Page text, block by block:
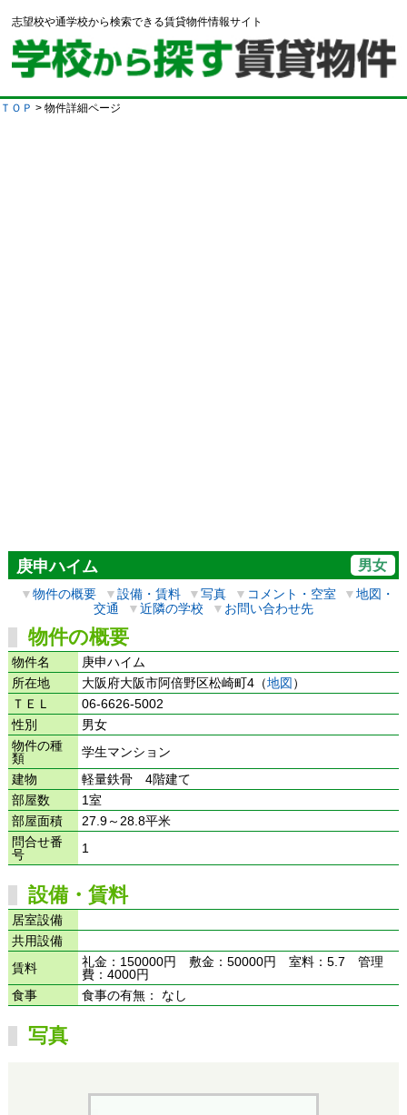
志望校や通学校から検索できる賃貸物件情報サイト
ＴＯＰ > 物件詳細ページ
庚申ハイム 男女
▼物件の概要 ▼設備・賃料 ▼写真 ▼ コメント・空室 ▼地図・
交通
▼近隣の学校 ▼ お問い合わせ先
物件の概要
物件名
庚申ハイム
所在地
大阪府大阪市阿倍野区松崎町4（地図 ）
ＴＥＬ
06-6626-5002
性別
男女
物件の種
類
学生マンション
建物
軽量鉄骨 4階建て
部屋数
1室
部屋面積
27.9～28.8平米
問合せ番
号
1
設備・賃料
居室設備
共用設備
賃料
礼金：150000円 敷金：50000円 室料：5.7 管理
費：4000円
食事
食事の有無： なし
写真